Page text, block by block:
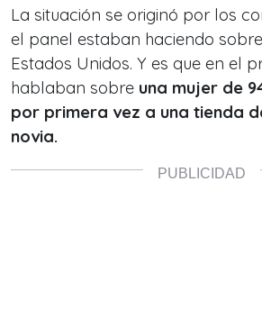
La situación se originó por los
el panel estaban haciendo
Estados Unidos. Y es que en el
hablaban sobre una mujer de
por primera vez a una tienda
novia.